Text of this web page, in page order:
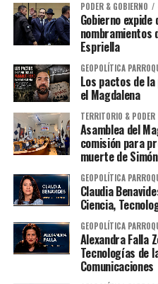
PODER & GOBIERNO
Gobierno
nombramientos
Espriella
GEOPOLÍTICA
Los pactos de
el Magdalena
TERRITORIO & PODER
Asamblea del
comisión para
muerte de
GEOPOLÍTICA
Claudia
Ciencia,
GEOPOLÍTICA
Alexandra
Tecnologías de
Comunicaciones